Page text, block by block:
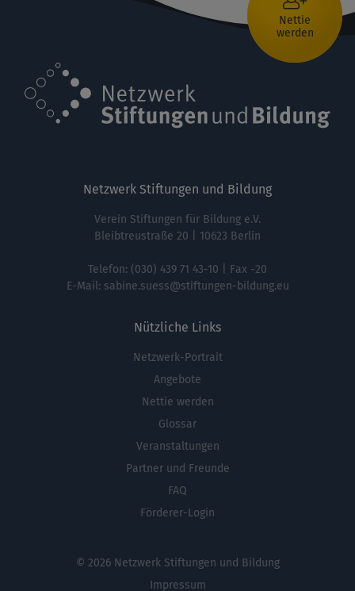
Nettie
werden
Netzwerk Stiftungen und Bildung
Verein Stiftungen für Bildung e.V.
Bleibtreustraße 20 | 10623 Berlin
Telefon: (030) 439 71 43-10 | Fax -20
E-Mail: sabine.suess@stiftungen-bildung.eu
Nützliche Links
Fußbereichsmenü
Netzwerk-Portrait
Angebote
Nettie werden
Glossar
Veranstaltungen
Partner und Freunde
FAQ
Förderer-Login
© 2026 Netzwerk Stiftungen und Bildung
Impressum